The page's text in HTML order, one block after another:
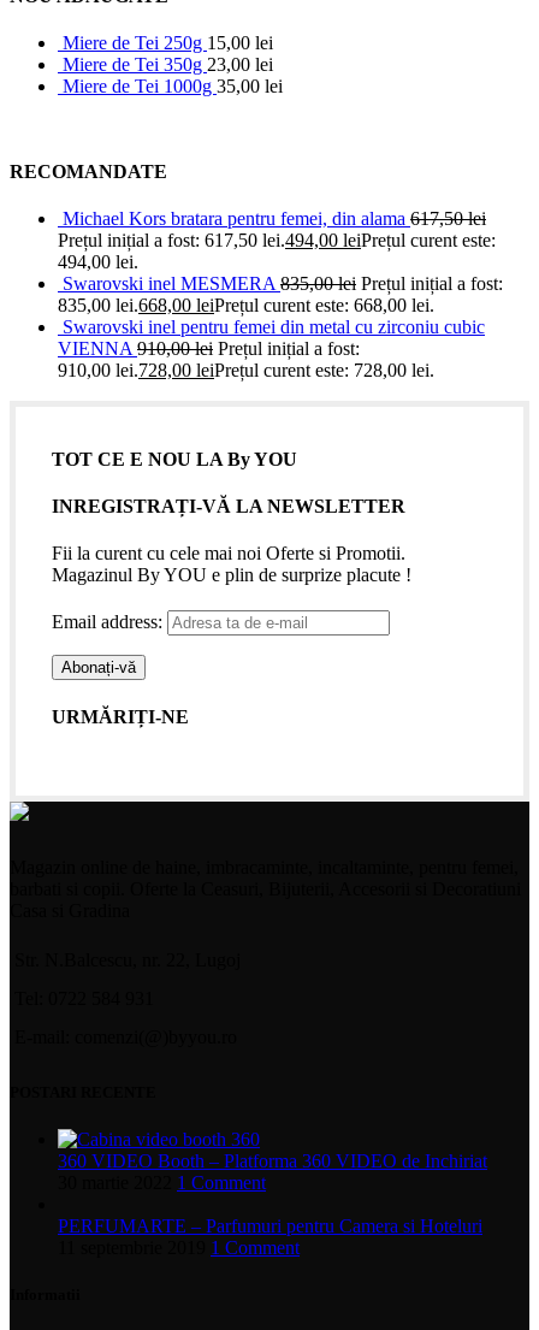
Miere de Tei 250g 15,00 lei
Miere de Tei 350g 23,00 lei
Miere de Tei 1000g 35,00 lei
RECOMANDATE
Michael Kors bratara pentru femei, din alama 617,50lei
Prețul inițial a fost: 617,50 lei.494,00 leiPrețul curent este:
494,00 lei.
Swarovski inel MESMERA 835,00lei Prețul inițial a fost:
835,00 lei.668,00 leiPrețul curent este: 668,00 lei.
Swarovski inel pentru femei din metal cu zirconiu cubic
VIENNA 910,00lei Prețul inițial a fost:
910,00 lei.728,00 leiPrețul curent este: 728,00 lei.
TOT CE E NOU LA By YOU
INREGISTRAȚI-VĂ LA NEWSLETTER
Fii la curent cu cele mai noi Oferte si Promotii.
Magazinul By YOU e plin de surprize placute !
Email address:
URMĂRIȚI-NE
360 VIDEO Booth – Platforma 360 VIDEO de Inchiriat
1 Comment
PERFUMARTE – Parfumuri pentru Camera si Hoteluri
1 Comment